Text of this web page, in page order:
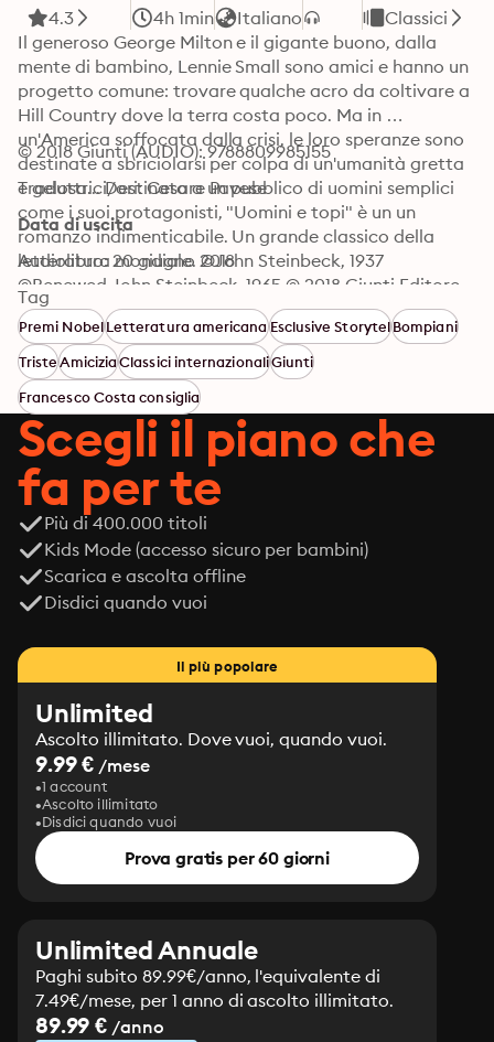
4.3 4h 1min Italiano
Classici
Il generoso George Milton e il gigante buono, dalla
mente di bambino, Lennie Small sono amici e hanno un
progetto comune: trovare qualche acro da coltivare a
Hill Country dove la terra costa poco. Ma in
un'America soffocata dalla crisi, le loro speranze sono
destinate a sbriciolarsi per colpa di un'umanità gretta
e gelosa... Destinato a un pubblico di uomini semplici
come i suoi protagonisti, "Uomini e topi" è un un
romanzo indimenticabile. Un grande classico della
letteratura mondiale. ©John Steinbeck, 1937
©Renewed John Steinbeck, 1965 © 2018 Giunti Editore
S.p.A. Prima edizione: 1939
© 2018 Giunti (AUDIO): 9788809985155
Traduttrici/ori: Cesare Pavese
Data di uscita
Audiolibro: 20 giugno 2018
Tag
Premi NobelLetteratura americanaEsclusive StorytelBompiani
TristeAmiciziaClassici internazionaliGiunti
Francesco Costa consiglia
Scegli il piano che
fa per te
Più di 400.000 titoli
Kids Mode (accesso sicuro per bambini)
Scarica e ascolta offline
Disdici quando vuoi
Il più popolare
Unlimited
Ascolto illimitato. Dove vuoi, quando vuoi.
9.99 € /mese
1 account
Ascolto illimitato
Disdici quando vuoi
Prova gratis per 60 giorni
Unlimited Annuale
Paghi subito 89.99€/anno, l'equivalente di
7.49€/mese, per 1 anno di ascolto illimitato.
89.99 € /anno